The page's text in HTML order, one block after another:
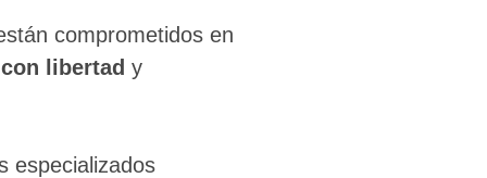
comprometidos en
libertad y
especializados